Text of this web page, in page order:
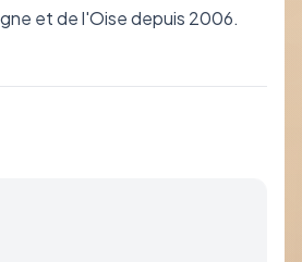
et de l'Oise depuis 2006.